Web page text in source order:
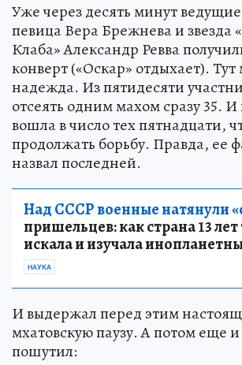
Уже через десять минут
певица Вера Брежнева и звезда
Клаба» Александр Ревва
конверт («Оскар» отдыхает). Тут
надежда. Из пятидесяти
отсеять одним махом сразу 35.
вошла в число тех пятнадцати,
продолжать борьбу. Правда, ее
назвал последней.
Над СССР военные натянули
пришельцев: как страна 13
искала и изучала
НАУКА
И выдержал перед этим
мхатовскую паузу. А потом еще и
пошутил: